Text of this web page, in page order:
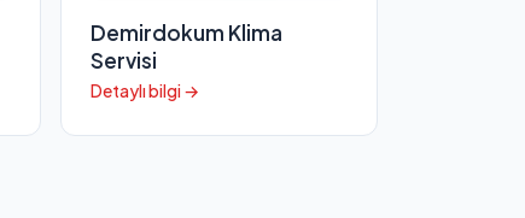
Demirdokum Klima
Servisi
Detaylı bilgi →